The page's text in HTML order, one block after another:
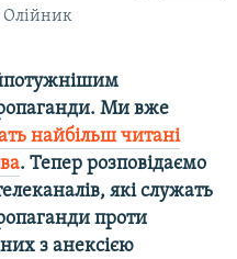
Олійник
Ми вже
найбільш читані
. Тепер розповідаємо
які служать
проти
з анексією